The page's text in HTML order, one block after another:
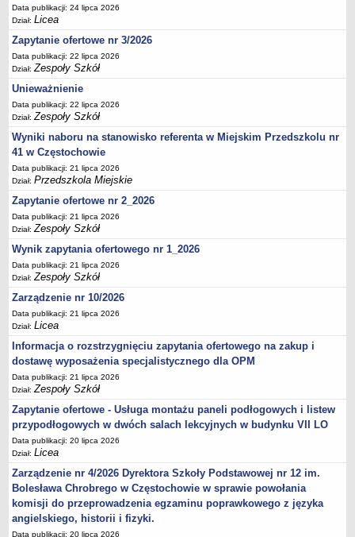
Data publikacji: 24 lipca 2026
Dział:Licea
Zapytanie ofertowe nr 3/2026
Data publikacji: 22 lipca 2026
Dział:Zespoły Szkół
Unieważnienie
Data publikacji: 22 lipca 2026
Dział:Zespoły Szkół
Wyniki naboru na stanowisko referenta w Miejskim Przedszkolu nr
41 w Częstochowie
Data publikacji: 21 lipca 2026
Dział:Przedszkola Miejskie
Zapytanie ofertowe nr 2_2026
Data publikacji: 21 lipca 2026
Dział:Zespoły Szkół
Wynik zapytania ofertowego nr 1_2026
Data publikacji: 21 lipca 2026
Dział:Zespoły Szkół
Zarządzenie nr 10/2026
Data publikacji: 21 lipca 2026
Dział:Licea
Informacja o rozstrzygnięciu zapytania ofertowego na zakup i
dostawę wyposażenia specjalistycznego dla OPM
Data publikacji: 21 lipca 2026
Dział:Zespoły Szkół
Zapytanie ofertowe - Usługa montażu paneli podłogowych i listew
przypodłogowych w dwóch salach lekcyjnych w budynku VII LO
Data publikacji: 20 lipca 2026
Dział:Licea
Zarządzenie nr 4/2026 Dyrektora Szkoły Podstawowej nr 12 im.
Bolesława Chrobrego w Częstochowie w sprawie powołania
komisji do przeprowadzenia egzaminu poprawkowego z języka
angielskiego, historii i fizyki.
Data publikacji: 20 lipca 2026